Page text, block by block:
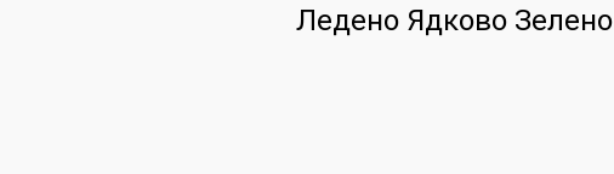
Ледено Ядково Зелено